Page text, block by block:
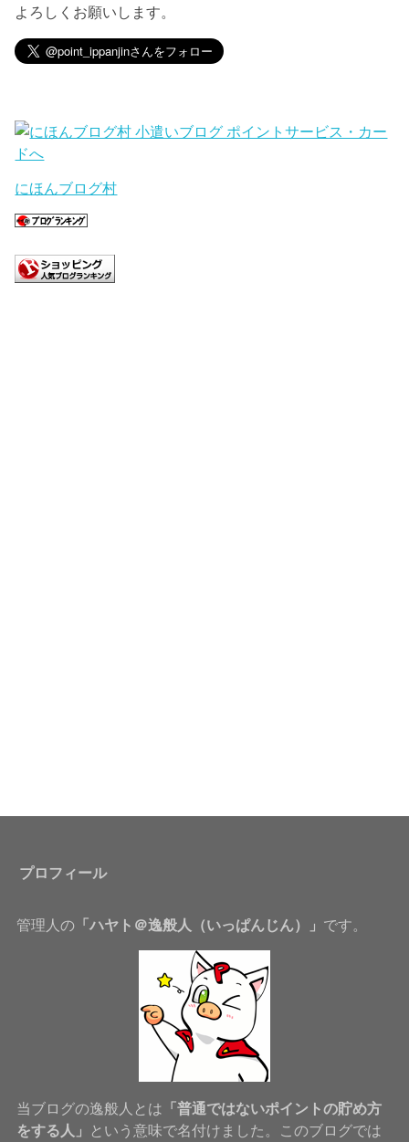
よろしくお願いします。
にほんブログ村
プロフィール
管理人の「ハヤト＠逸般人（いっぱんじん）」 です。
当ブログの逸般人とは 「普通ではないポイントの貯め方
をする人」
という意味で名付けました。このブログでは